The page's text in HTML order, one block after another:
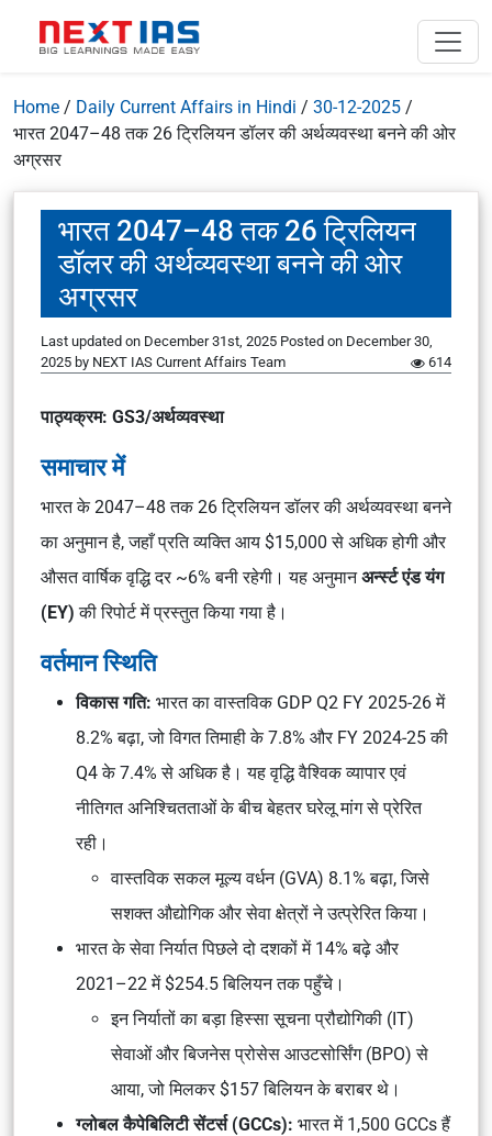
Home / Daily Current Affairs in Hindi / 30-12-2025 /
भारत 2047–48 तक 26 ट्रिलियन डॉलर की अर्थव्यवस्था बनने की ओर
अग्रसर
भारत 2047–48 तक 26 ट्रिलियन
डॉलर की अर्थव्यवस्था बनने की ओर
अग्रसर
Last updated on December 31st, 2025 Posted on December 30,
2025 by NEXT IAS Current Affairs Team 614
पाठ्यक्रम: GS3/अर्थव्यवस्था
समाचार में
भारत के 2047–48 तक 26 ट्रिलियन डॉलर की अर्थव्यवस्था बनने
का अनुमान है, जहाँ प्रति व्यक्ति आय $15,000 से अधिक होगी और
औसत वार्षिक वृद्धि दर ~6% बनी रहेगी। यह अनुमानअर्न्स्ट एंड यंग
(EY) की रिपोर्ट में प्रस्तुत किया गया है।
वर्तमान स्थिति
विकास गति: भारत का वास्तविक GDP Q2 FY 2025-26 में
8.2% बढ़ा, जो विगत तिमाही के 7.8% और FY 2024-25 की
Q4 के 7.4% से अधिक है। यह वृद्धि वैश्विक व्यापार एवं
नीतिगत अनिश्चितताओं के बीच बेहतर घरेलू मांग से प्रेरित
रही।
वास्तविक सकल मूल्य वर्धन (GVA) 8.1% बढ़ा, जिसे
सशक्त औद्योगिक और सेवा क्षेत्रों ने उत्प्रेरित किया।
भारत के सेवा निर्यात पिछले दो दशकों में 14% बढ़े और
2021–22 में $254.5 बिलियन तक पहुँचे।
इन निर्यातों का बड़ा हिस्सा सूचना प्रौद्योगिकी (IT)
सेवाओं और बिजनेस प्रोसेस आउटसोर्सिंग (BPO) से
आया, जो मिलकर $157 बिलियन के बराबर थे।
ग्लोबल कैपेबिलिटी सेंटर्स (GCCs): भारत में 1,500 GCCs हैं